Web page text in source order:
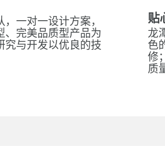
一对一设计方案，
、完美品质型产品为
究与开发以优良的技
贴
龙
色
修
质